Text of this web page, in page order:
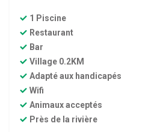
1 Piscine
Restaurant
Bar
Village 0.2KM
Adapté aux handicapés
Wifi
Animaux acceptés
Près de la rivière